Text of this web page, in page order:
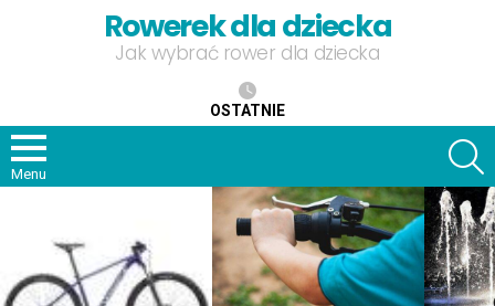
Rowerek dla dziecka
Jak wybrać rower dla dziecka
OSTATNIE
Menu